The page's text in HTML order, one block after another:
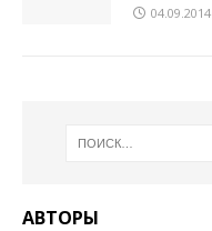
04.09.2014
АВТОРЫ